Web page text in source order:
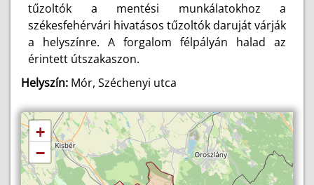
tűzoltók a mentési munkálatokhoz a
székesfehérvári hivatásos tűzoltók daruját várják
a helyszínre. A forgalom félpályán halad az
érintett útszakaszon.
Helyszín: Mór, Széchenyi utca
+
−